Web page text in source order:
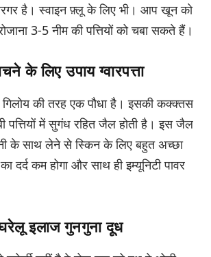
है। स्वाइन फ़्लू के लिए भी। आप खून को
3-5 नीम की पत्तियों को चबा सकते हैं।
के लिए उपाय ग्वारपत्ता
गिलोय की तरह एक पौधा है। इसकी कक्क्तस
पत्तियों में सुगंध रहित जैल होती है। इस जैल
के साथ लेने से स्किन के लिए बहुत अच्छा
दर्द कम होगा और साथ ही इम्यूनिटी पावर
इलाज गुनगुना दूध